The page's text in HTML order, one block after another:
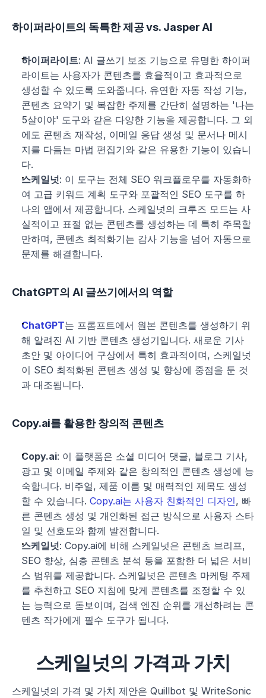
하이퍼라이트의 독특한 제공 vs. Jasper AI
하이퍼라이트: AI 글쓰기 보조 기능으로 유명한 하이퍼
라이트는 사용자가 콘텐츠를 효율적이고 효과적으로
생성할 수 있도록 도와줍니다. 유연한 자동 작성 기능,
콘텐츠 요약기 및 복잡한 주제를 간단히 설명하는 '나는
5살이야' 도구와 같은 다양한 기능을 제공합니다. 그 외
에도 콘텐츠 재작성, 이메일 응답 생성 및 문서나 메시
지를 다듬는 마법 편집기와 같은 유용한 기능이 있습니
다.
스케일넛: 이 도구는 전체 SEO 워크플로우를 자동화하
여 고급 키워드 계획 도구와 포괄적인 SEO 도구를 하
나의 앱에서 제공합니다. 스케일넛의 크루즈 모드는 사
실적이고 표절 없는 콘텐츠를 생성하는 데 특히 주목할
만하며, 콘텐츠 최적화기는 감사 기능을 넘어 자동으로
문제를 해결합니다.
ChatGPT의 AI 글쓰기에서의 역할
ChatGPT는 프롬프트에서 원본 콘텐츠를 생성하기 위
해 알려진 AI 기반 콘텐츠 생성기입니다. 새로운 기사
초안 및 아이디어 구상에서 특히 효과적이며, 스케일넛
이 SEO 최적화된 콘텐츠 생성 및 향상에 중점을 둔 것
과 대조됩니다.
Copy.ai를 활용한 창의적 콘텐츠
Copy.ai: 이 플랫폼은 소셜 미디어 댓글, 블로그 기사,
광고 및 이메일 주제와 같은 창의적인 콘텐츠 생성에 능
숙합니다. 비주얼, 제품 이름 및 매력적인 제목도 생성
할 수 있습니다. Copy.ai는 사용자 친화적인 디자인, 빠
른 콘텐츠 생성 및 개인화된 접근 방식으로 사용자 스타
일 및 선호도와 함께 발전합니다.
스케일넛: Copy.ai에 비해 스케일넛은 콘텐츠 브리프,
SEO 향상, 심층 콘텐츠 분석 등을 포함한 더 넓은 서비
스 범위를 제공합니다. 스케일넛은 콘텐츠 마케팅 주제
를 추천하고 SEO 지침에 맞게 콘텐츠를 조정할 수 있
는 능력으로 돋보이며, 검색 엔진 순위를 개선하려는 콘
텐츠 작가에게 필수 도구가 됩니다.
스케일넛의 가격과 가치
스케일넛의 가격 및 가치 제안은 Quillbot 및 WriteSonic